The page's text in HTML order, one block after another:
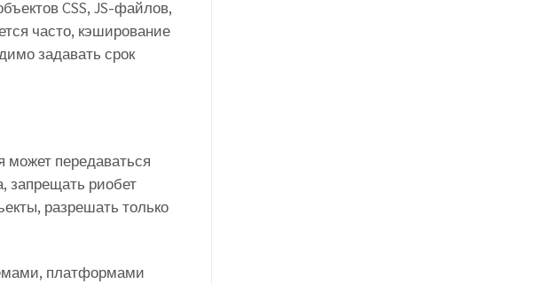
CSS, JS-файлов,
часто, кэширование
задавать срок
может передаваться
запрещать риобет
разрешать только
платформами